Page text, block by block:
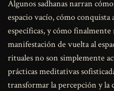
Algunos sadhanas narran
espacio vacío, cómo conquista
específicas, y cómo finalmente
manifestación de vuelta al
rituales no son simplemente
prácticas meditativas
transformar la percepción y la